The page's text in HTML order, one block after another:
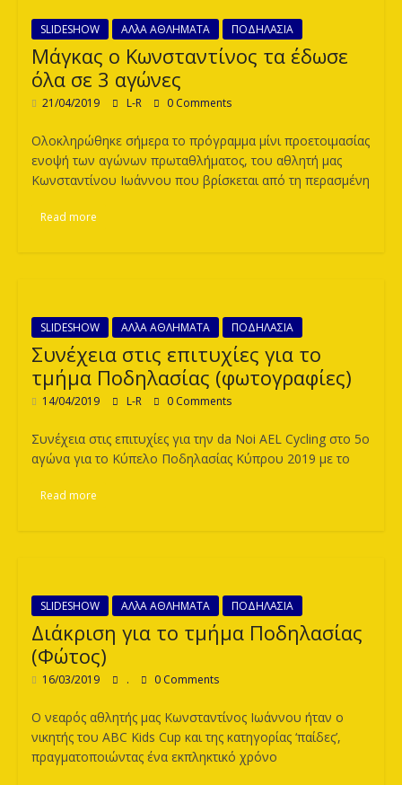
SLIDESHOW ΑΛλΑ ΑΘΛΗΜΑΤΑ ΠΟΔΗΛΑΣΙΑ
Μάγκας ο Κωνσταντίνος τα έδωσε
όλα σε 3 αγώνες
21/04/2019 L-R 0 Comments
Ολοκληρώθηκε σήμερα το πρόγραμμα μίνι προετοιμασίας
ενοψή των αγώνων πρωταθλήματος, του αθλητή μας
Κωνσταντίνου Ιωάννου που βρίσκεται από τη περασμένη
Read more
SLIDESHOW ΑΛλΑ ΑΘΛΗΜΑΤΑ ΠΟΔΗΛΑΣΙΑ
Συνέχεια στις επιτυχίες για το
τμήμα Ποδηλασίας (φωτογραφίες)
14/04/2019 L-R 0 Comments
Συνέχεια στις επιτυχίες για την da Noi AEL Cycling στο 5ο
αγώνα για το Κύπελο Ποδηλασίας Κύπρου 2019 με το
Read more
SLIDESHOW ΑΛλΑ ΑΘΛΗΜΑΤΑ ΠΟΔΗΛΑΣΙΑ
Διάκριση για το τμήμα Ποδηλασίας
(Φώτος)
16/03/2019 . 0 Comments
Ο νεαρός αθλητής μας Κωνσταντίνος Ιωάννου ήταν ο
νικητής του ABC Kids Cup και της κατηγορίας ‘παίδες’,
πραγματοποιώντας ένα εκπληκτικό χρόνο